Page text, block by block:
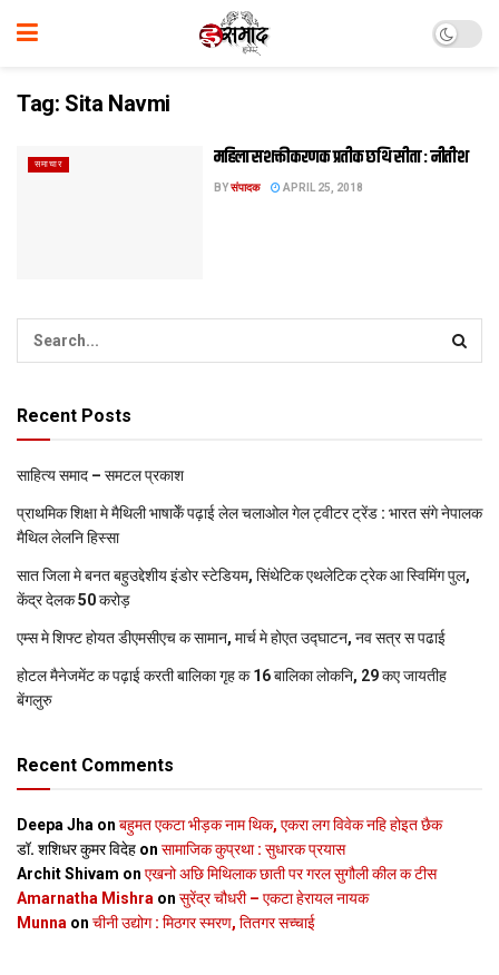
Tag: Sita Navmi
समाचार महिला सशक्तीकरणक प्रतीक छथि सीता : नीतीश
BYसंपादक APRIL 25, 2018
Recent Posts
साहित्य समाद – समटल प्रकाश
प्राथमिक शि‍क्षा मे मैथि‍ली भाषाकेँ पढ़ाई लेल चलाओल गेल ट्वीटर ट्रेंड : भारत संगे नेपालक
मैथिल लेलनि हिस्सा
सात जिला मे बनत बहुउद्देशीय इंडोर स्‍टेडि‍यम, सिंथेटिक एथलेटिक ट्रेक आ स्विमिंग पुल,
केंद्र देलक 50 करोड़
एम्स मे शिफ्ट होयत डीएमसीएच क सामान, मार्च मे होएत उद्घाटन, नव सत्र स पढाई
होटल मैनेजमेंट क पढ़ाई करती बालिका गृह क 16 बालिका लोकनि, 29 कए जायतीह
बेंगलुरु
Recent Comments
Deepa Jha on बहुमत एकटा भीड़क नाम थिक, एकरा लग विवेक नहि होइत छैक
डॉ. शशिधर कुमर विदेह on सामाजिक कुप्रथा : सुधारक प्रयास
Archit Shivam on एखनो अछि मिथिलाक छाती पर गरल सुगौली कील क टीस
Amarnatha Mishra on सुरेंद्र चौधरी – एकटा हेरायल नायक
Munna on चीनी उद्योग : मिठगर स्‍मरण, तितगर सच्‍चाई